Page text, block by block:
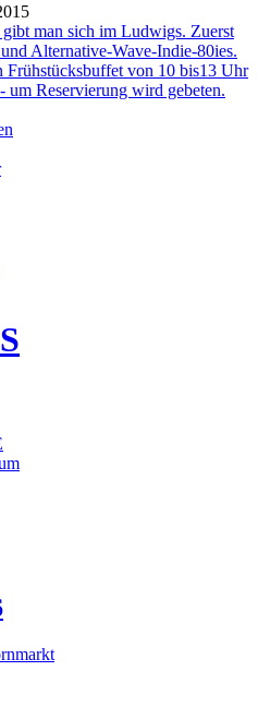
man sich im Ludwigs. Zuerst
Alternative-Wave-Indie-80ies.
Frühstücksbuffet von 10 bis13 Uhr
Reservierung wird gebeten.